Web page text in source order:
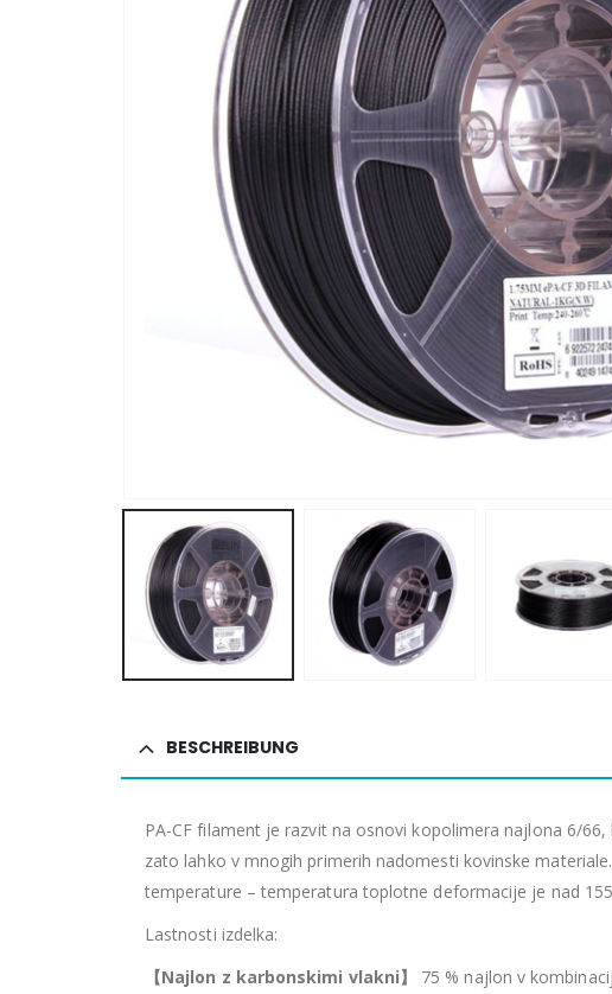
BESCHREIBUNG
PA-CF filament je razvit na osnovi kopolimera najlona 6/
zato lahko v mnogih primerih nadomesti kovinske
temperature – temperatura toplotne deformacije je nad
Lastnosti izdelka:
【Najlon z karbonskimi vlakni】
75 % najlon v